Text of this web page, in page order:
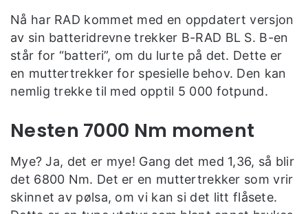
Nå har RAD kommet med en oppdatert versjon
av sin batteridrevne trekker B-RAD BL S. B-en
står for “batteri”, om du lurte på det. Dette er
en muttertrekker for spesielle behov. Den kan
nemlig trekke til med opptil 5 000 fotpund.
Nesten 7000 Nm moment
Mye? Ja, det er mye! Gang det med 1,36, så blir
det 6800 Nm. Det er en muttertrekker som vrir
skinnet av pølsa, om vi kan si det litt flåsete.